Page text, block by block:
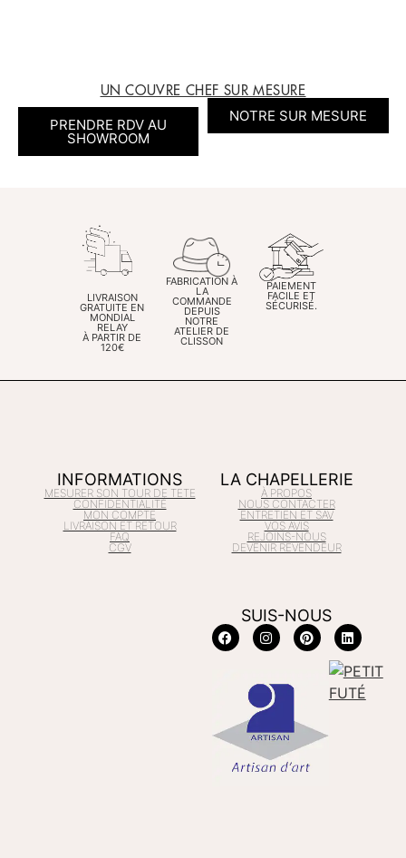
UN COUVRE CHEF SUR MESURE
PRENDRE RDV AU
SHOWROOM
NOTRE SUR MESURE
LIVRAISON
GRATUITE EN
MONDIAL
RELAY
À PARTIR DE
120€
FABRICATION À
LA
COMMANDE
DEPUIS
NOTRE
ATELIER DE
CLISSON
PAIEMENT
FACILE ET
SÉCURISÉ.
INFORMATIONS
MESURER SON TOUR DE TETE
CONFIDENTIALITÉ
MON COMPTE
LIVRAISON ET RETOUR
FAQ
CGV
LA CHAPELLERIE
À PROPOS
NOUS CONTACTER
ENTRETIEN ET SAV
VOS AVIS
REJOINS-NOUS
DEVENIR REVENDEUR
SUIS-NOUS